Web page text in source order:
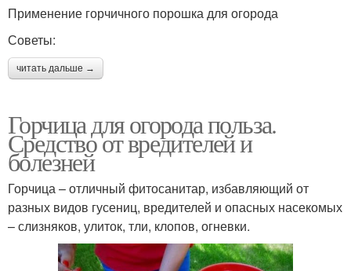
Применение горчичного порошка для огорода
Советы:
читать дальше →
Горчица для огорода польза.
Средство от вредителей и
болезней
Горчица – отличный фитосанитар, избавляющий от
разных видов гусениц, вредителей и опасных насекомых
– слизняков, улиток, тли, клопов, огневки.